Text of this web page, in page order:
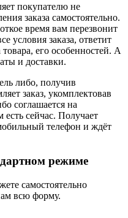
покупателю не
заказа самостоятельно.
время вам перезвонит
условия заказа, ответит
его особенностей. А
и доставки.
либо, получив
заказ, укомплектовав
соглашается на
сейчас. Получает
телефон и ждёт
режиме
самостоятельно
всю форму.